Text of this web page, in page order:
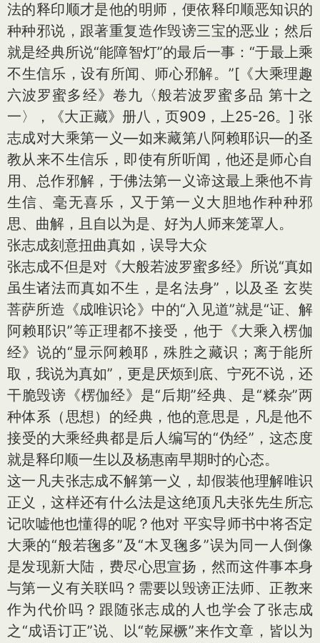
法的释印顺才是他的明师，便依释印顺恶知识的
种种邪说，跟著重复造作毁谤三宝的恶业；然后
就是经典所说“能障智灯”的最后一事：“于最上乘
不生信乐，设有所闻、师心邪解。”[《大乘理趣
六波罗蜜多经》卷九〈般若波罗蜜多品 第十之
一〉，《大正藏》册八，页909，上25-26。] 张
志成对大乘第一义—如来藏第八阿赖耶识—的圣
教从来不生信乐，即使有所听闻，他还是师心自
用、总作邪解，于佛法第一义谛这最上乘他不肯
生信、毫无喜乐，又于第一义大胆地作种种邪
思、曲解，且自以为是、好为人师来笼罩人。
张志成刻意扭曲真如，误导大众
张志成不但是对《大般若波罗蜜多经》所说“真如
虽生诸法而真如不生，是名法身”，以及圣 玄奘
菩萨所造《成唯识论》中的“入见道”就是“证、解
阿赖耶识”等正理都不接受，他于《大乘入楞伽
经》说的“显示阿赖耶，殊胜之藏识；离于能所
取，我说为真如”，更是厌烦到底、宁死不说，还
干脆毁谤《楞伽经》是“后期”经典、是“糅杂”两
种体系（思想）的经典，他的意思是，凡是他不
接受的大乘经典都是后人编写的“伪经”，这态度
就是释印顺一生以及杨惠南早期时的心态。
这一凡夫张志成不解第一义，却假装他理解唯识
正义，这样还有什么法是这绝顶凡夫张先生所忘
记吹嘘他也懂得的呢？他对 平实导师书中将否定
大乘的“般若毱多”及“木叉毱多”误为同一人倒像
是发现新大陆，费尽心思宣扬，然而这件事本身
与第一义有关联吗？需要以毁谤正法师、正教来
作为代价吗？跟随张志成的人也学会了张志成
之“成语订正”说、以“乾屎橛”来作文章，皆以为